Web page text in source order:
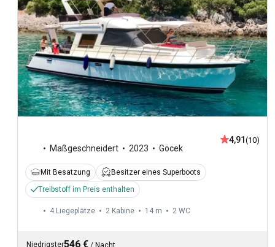
Maßgeschneidert 2023 Göcek
4,91 (10)
Mit Besatzung
Besitzer eines Superboots
Treibstoff im Preis enthalten
4 Liegeplätze 2 Kabine 14 m 2 WC
Niedrigster546 € / Nacht